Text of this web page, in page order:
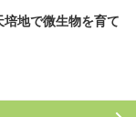
培地で微生物を育て